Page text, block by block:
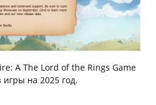
A The Lord of the Rings Game
на 2025 год.